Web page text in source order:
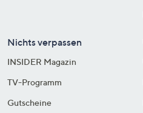
Nichts verpassen
INSIDER Magazin
TV-Programm
Gutscheine